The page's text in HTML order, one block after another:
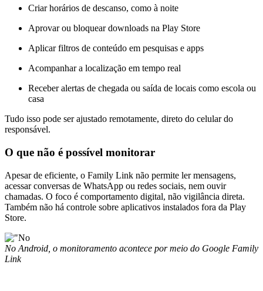
Criar horários de descanso, como à noite
Aprovar ou bloquear downloads na Play Store
Aplicar filtros de conteúdo em pesquisas e apps
Acompanhar a localização em tempo real
Receber alertas de chegada ou saída de locais como escola ou
casa
Tudo isso pode ser ajustado remotamente, direto do celular do
responsável.
O que não é possível monitorar
Apesar de eficiente, o Family Link não permite ler mensagens,
acessar conversas de WhatsApp ou redes sociais, nem ouvir
chamadas. O foco é comportamento digital, não vigilância direta.
Também não há controle sobre aplicativos instalados fora da Play
Store.
No Android, o monitoramento acontece por meio do Google Family
Link